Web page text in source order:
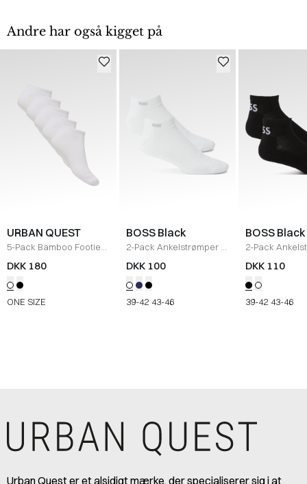
Andre har også kigget på
URBAN QUEST
5-Pack Bamboo Footies
/HVID
DKK 180
ONE SIZE
BOSS Black
2-Pack Ankelstrømper
HVID
DKK 100
39-42 43-46
BOSS Black
2-Pack
SORT
DKK 110
39-42 43-46
Urban Quest er et alsidigt mærke, der specialiserer sig i at